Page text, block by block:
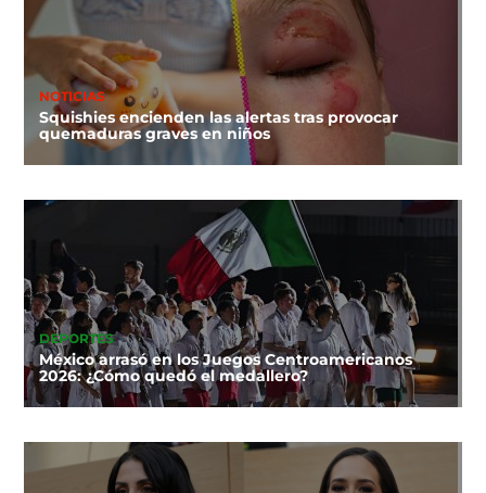
NOTICIAS
Squishies encienden las alertas tras provocar
quemaduras graves en niños
DEPORTES
México arrasó en los Juegos Centroamericanos
2026: ¿Cómo quedó el medallero?